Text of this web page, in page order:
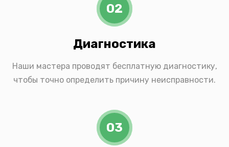
02
Диагностика
Наши мастера проводят бесплатную диагностику,
чтобы точно определить причину неисправности.
03